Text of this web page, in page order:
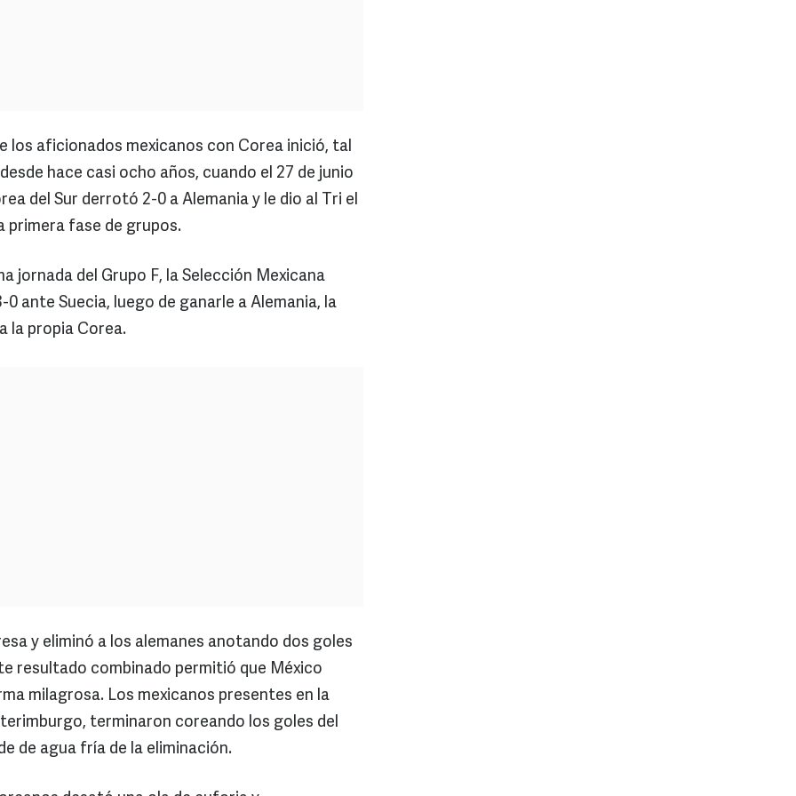
los aficionados mexicanos con Corea inició, tal
hace casi ocho años, cuando el 27 de junio
del Sur derrotó 2-0 a Alemania y le dio al Tri el
primera fase de grupos.
jornada del Grupo F, la Selección Mexicana
ante Suecia, luego de ganarle a Alemania, la
la propia Corea.
y eliminó a los alemanes anotando dos goles
resultado combinado permitió que México
milagrosa. Los mexicanos presentes en la
terminaron coreando los goles del
de agua fría de la eliminación.